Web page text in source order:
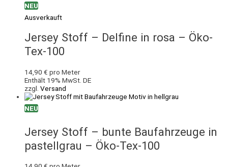
NEU
Ausverkauft
Jersey Stoff – Delfine in rosa – Öko-
Tex-100
14,90 € pro Meter
Enthält 19% MwSt. DE
zzgl. Versand
NEU
Jersey Stoff – bunte Baufahrzeuge in
pastellgrau – Öko-Tex-100